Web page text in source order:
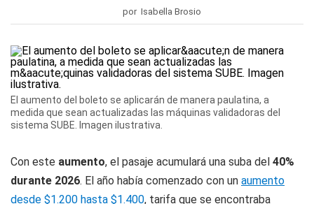
por Isabella Brosio
El aumento del boleto se aplicarán de manera paulatina, a
medida que sean actualizadas las máquinas validadoras del
sistema SUBE. Imagen ilustrativa.
Con este aumento, el pasaje acumulará una suba del 40%
durante 2026. El año había comenzado con un aumento
desde $1.200 hasta $1.400, tarifa que se encontraba